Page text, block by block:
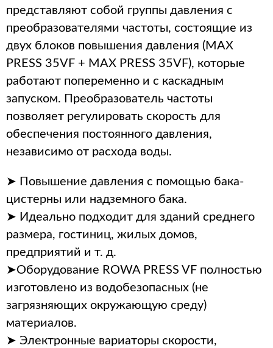
представляют собой группы давления с
преобразователями частоты, состоящие из
двух блоков повышения давления (MAX
PRESS 35VF + MAX PRESS 35VF), которые
работают попеременно и с каскадным
запуском. Преобразователь частоты
позволяет регулировать скорость для
обеспечения постоянного давления,
независимо от расхода воды.
➤ Повышение давления с помощью бака-
цистерны или надземного бака.
➤ Идеально подходит для зданий среднего
размера, гостиниц, жилых домов,
предприятий и т. д.
➤Оборудование ROWA PRESS VF полностью
изготовлено из водобезопасных (не
загрязняющих окружающую среду)
материалов.
➤ Электронные вариаторы скорости,